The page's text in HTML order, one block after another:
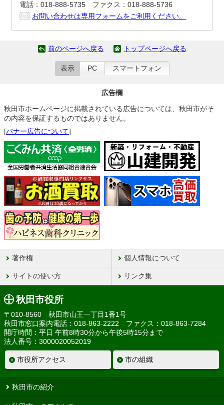
電話：018-888-5735 ファクス：018-888-5736
お問い合わせは専用フォームをご利用ください。
前のページへ戻る トップページへ戻る
表示 PC スマートフォン
広告欄
秋田市ホームページに掲載されている広告については、秋田市がそ
の内容を保証するものではありません。
[バナー広告について]
著作権 個人情報について
サイトの使い方 リンク集
秋田市役所
〒010-8560 秋田市山王一丁目1番1号
秋田市窓口案内電話：018-863-2222 ファクス：018-863-7284
開庁時間：平日 午前8時30分から午後5時15分まで
法人番号：3000020052019
市役所アクセス 市の組織
秋田市の紹介